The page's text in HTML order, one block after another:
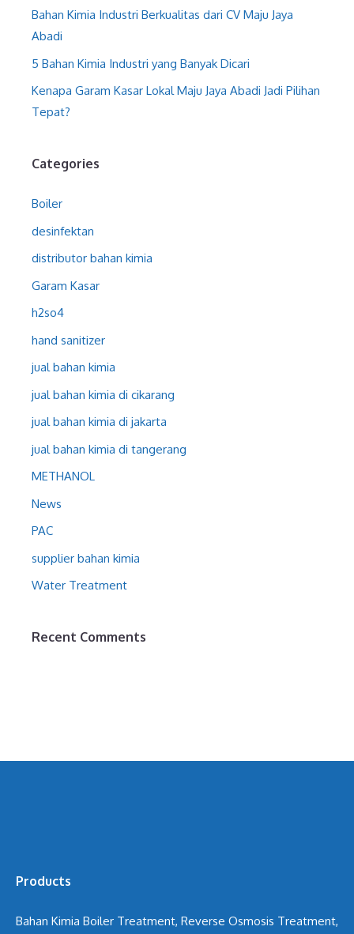
Bahan Kimia Industri Berkualitas dari CV Maju Jaya
Abadi
5 Bahan Kimia Industri yang Banyak Dicari
Kenapa Garam Kasar Lokal Maju Jaya Abadi Jadi Pilihan
Tepat?
Categories
Boiler
desinfektan
distributor bahan kimia
Garam Kasar
h2so4
hand sanitizer
jual bahan kimia
jual bahan kimia di cikarang
jual bahan kimia di jakarta
jual bahan kimia di tangerang
METHANOL
News
PAC
supplier bahan kimia
Water Treatment
Recent Comments
Products
Bahan Kimia Boiler Treatment, Reverse Osmosis Treatment,